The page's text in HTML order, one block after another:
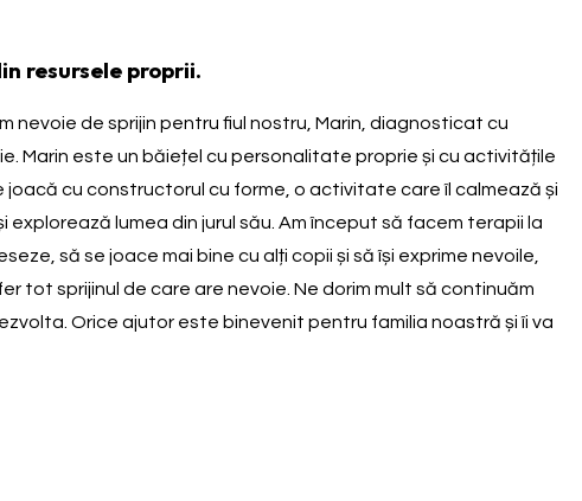
resursele proprii.
nevoie de sprijin pentru fiul nostru, Marin, diagnosticat cu
Marin este un băiețel cu personalitate proprie și cu activitățile
joacă cu constructorul cu forme, o activitate care îl calmează și
lumea din jurul său. Am început să facem terapii la
să se joace mai bine cu alți copii și să își exprime nevoile,
tot sprijinul de care are nevoie. Ne dorim mult să continuăm
Orice ajutor este binevenit pentru familia noastră și îi va